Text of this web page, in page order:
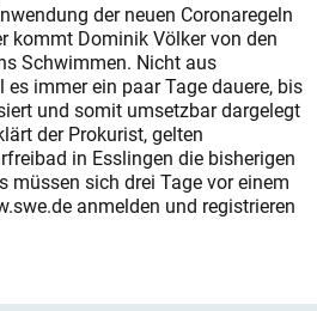
der neuen Coronaregeln
kommt Dominik Völker von den
Schwimmen. Nicht aus
immer ein paar Tage dauere, bis
und somit umsetzbar dargelegt
der Prokurist, gelten
in Esslingen die bisherigen
müssen sich drei Tage vor einem
anmelden und registrieren